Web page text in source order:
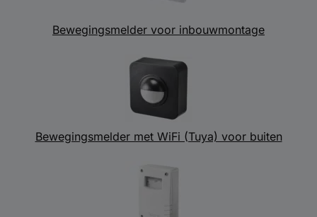
Bewegingsmelder voor inbouwmontage
Bewegingsmelder met WiFi (Tuya) voor buiten